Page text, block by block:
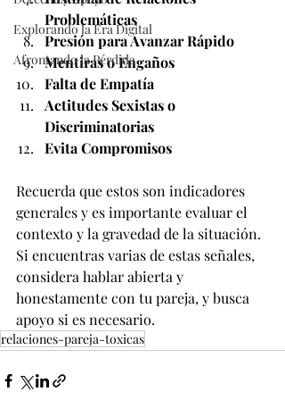
Explorando la Era Digital
Afrontando la Pérdida
Problemáticas
Presión para Avanzar Rápido
Mentiras o Engaños
Falta de Empatía
Actitudes Sexistas o
Discriminatorias
Evita Compromisos
Recuerda que estos son indicadores
generales y es importante evaluar el
contexto y la gravedad de la situación.
Si encuentras varias de estas señales,
considera hablar abierta y
honestamente con tu pareja, y busca
apoyo si es necesario.
relaciones-pareja-toxicas